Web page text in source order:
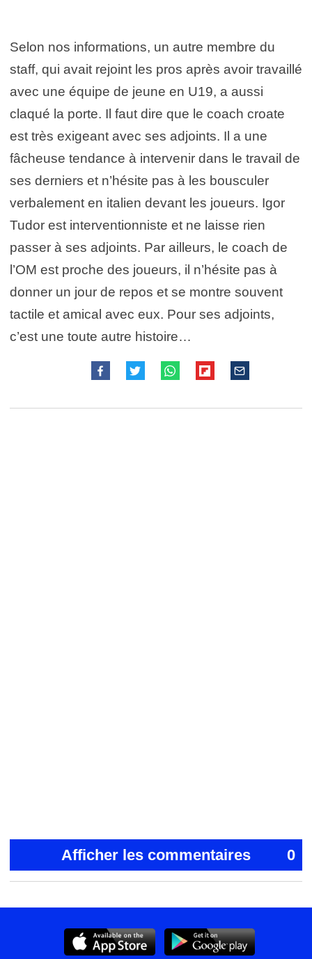
Selon nos informations, un autre membre du
staff, qui avait rejoint les pros après avoir travaillé
avec une équipe de jeune en U19, a aussi
claqué la porte. Il faut dire que le coach croate
est très exigeant avec ses adjoints. Il a une
fâcheuse tendance à intervenir dans le travail de
ses derniers et n’hésite pas à les bousculer
verbalement en italien devant les joueurs. Igor
Tudor est interventionniste et ne laisse rien
passer à ses adjoints. Par ailleurs, le coach de
l’OM est proche des joueurs, il n’hésite pas à
donner un jour de repos et se montre souvent
tactile et amical avec eux. Pour ses adjoints,
c’est une toute autre histoire…
Afficher les commentaires 0